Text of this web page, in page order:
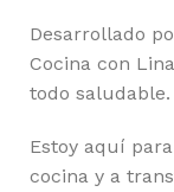
Desarrollado
Cocina con
todo saludable.
Estoy aquí
cocina y a